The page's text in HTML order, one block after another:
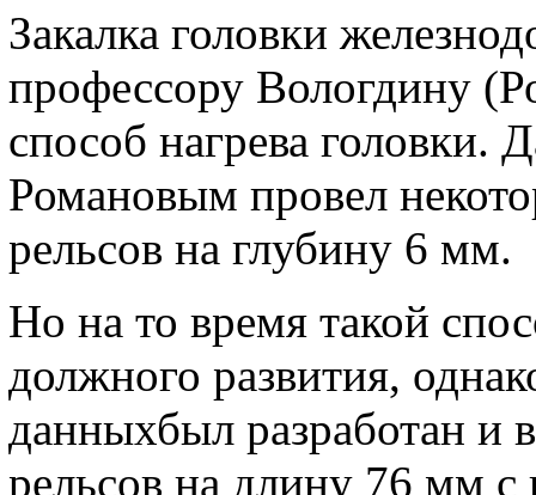
Закалка головки
профессору Вологдину
способ нагрева головки.
Романовым провел
рельсов на глубину 6 мм.
Но на то время такой
должного развития,
данныхбыл разработан и
рельсов на длину 76 мм